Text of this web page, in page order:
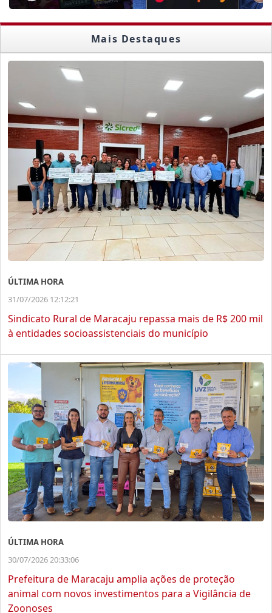
Mais Destaques
ÚLTIMA HORA
31/07/2026 12:12:21
Sindicato Rural de Maracaju repassa mais de R$ 200 mil
à entidades socioassistenciais do município
ÚLTIMA HORA
30/07/2026 20:33:06
Prefeitura de Maracaju amplia ações de proteção
animal com novos investimentos para a Vigilância de
Zoonoses